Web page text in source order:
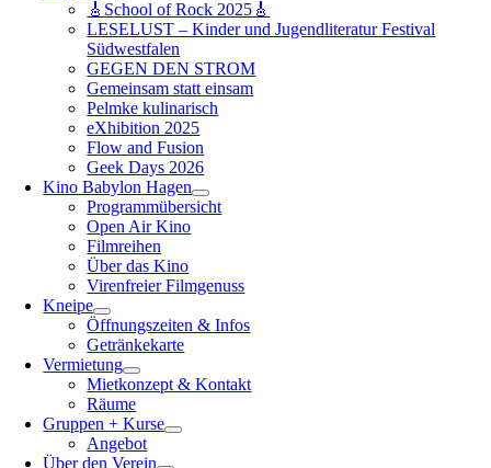
🎸School of Rock 2025🎸
LESELUST – Kinder und Jugendliteratur Festival
Südwestfalen
GEGEN DEN STROM
Gemeinsam statt einsam
Pelmke kulinarisch
eXhibition 2025
Flow and Fusion
Geek Days 2026
Kino Babylon Hagen
Programmübersicht
Open Air Kino
Filmreihen
Über das Kino
Virenfreier Filmgenuss
Kneipe
Öffnungszeiten & Infos
Getränkekarte
Vermietung
Mietkonzept & Kontakt
Räume
Gruppen + Kurse
Angebot
Über den Verein